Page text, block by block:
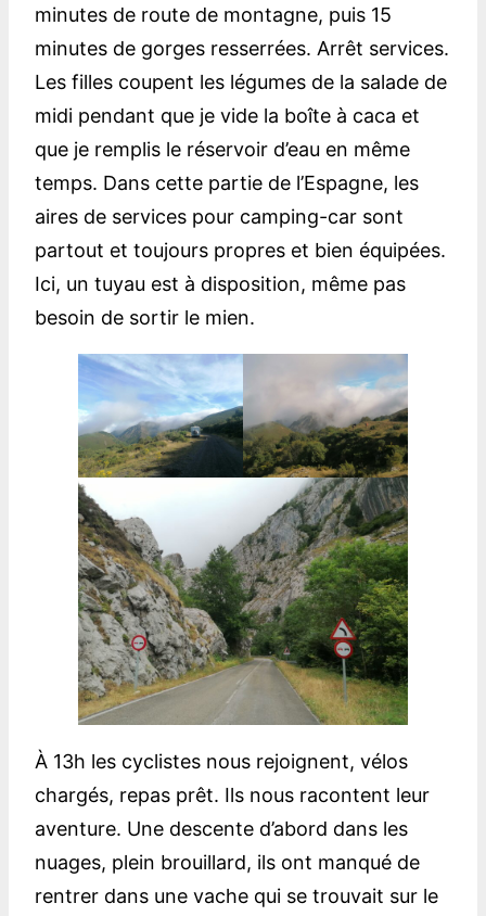
minutes de route de montagne, puis 15
minutes de gorges resserrées. Arrêt services.
Les filles coupent les légumes de la salade de
midi pendant que je vide la boîte à caca et
que je remplis le réservoir d’eau en même
temps. Dans cette partie de l’Espagne, les
aires de services pour camping-car sont
partout et toujours propres et bien équipées.
Ici, un tuyau est à disposition, même pas
besoin de sortir le mien.
À 13h les cyclistes nous rejoignent, vélos
chargés, repas prêt. Ils nous racontent leur
aventure. Une descente d’abord dans les
nuages, plein brouillard, ils ont manqué de
rentrer dans une vache qui se trouvait sur le